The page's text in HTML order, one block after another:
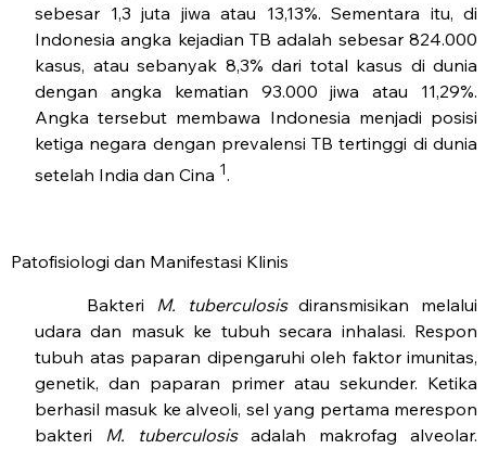
sebesar 1,3 juta jiwa atau 13,13%. Sementara itu, di
Indonesia angka kejadian TB adalah sebesar 824.000
kasus, atau sebanyak 8,3% dari total kasus di dunia
dengan angka kematian 93.000 jiwa atau 11,29%.
Angka tersebut membawa Indonesia menjadi posisi
ketiga negara dengan prevalensi TB tertinggi di dunia
setelah India dan Cina 1.
Patofisiologi dan Manifestasi Klinis
Bakteri M. tuberculosisdiransmisikan melalui
udara dan masuk ke tubuh secara inhalasi. Respon
tubuh atas paparan dipengaruhi oleh faktor imunitas,
genetik, dan paparan primer atau sekunder. Ketika
berhasil masuk ke alveoli, sel yang pertama merespon
bakteri M. tuberculosisadalah makrofag alveolar.